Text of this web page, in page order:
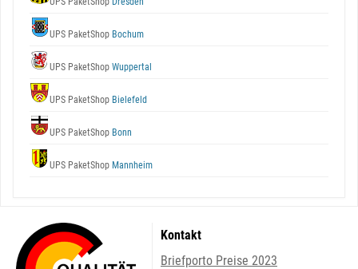
UPS PaketShop Bochum
UPS PaketShop Wuppertal
UPS PaketShop Bielefeld
UPS PaketShop Bonn
UPS PaketShop Mannheim
Kontakt
Briefporto Preise 2023